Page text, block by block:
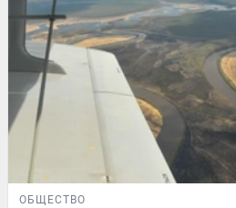
ОБЩЕСТВО